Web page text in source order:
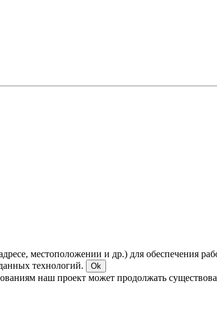
местоположении и др.) для обеспечения
технологий.
Ok
наш проект может продолжать